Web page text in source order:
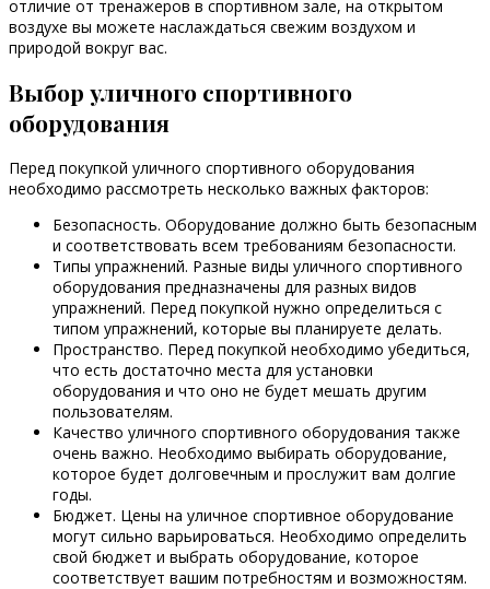
отличие от тренажеров в спортивном зале, на открытом
воздухе вы можете наслаждаться свежим воздухом и
природой вокруг вас.
Выбор уличного спортивного
оборудования
Перед покупкой уличного спортивного оборудования
необходимо рассмотреть несколько важных факторов:
Безопасность. Оборудование должно быть безопасным
и соответствовать всем требованиям безопасности.
Типы упражнений. Разные виды уличного спортивного
оборудования предназначены для разных видов
упражнений. Перед покупкой нужно определиться с
типом упражнений, которые вы планируете делать.
Пространство. Перед покупкой необходимо убедиться,
что есть достаточно места для установки
оборудования и что оно не будет мешать другим
пользователям.
Качество уличного спортивного оборудования также
очень важно. Необходимо выбирать оборудование,
которое будет долговечным и прослужит вам долгие
годы.
Бюджет. Цены на уличное спортивное оборудование
могут сильно варьироваться. Необходимо определить
свой бюджет и выбрать оборудование, которое
соответствует вашим потребностям и возможностям.